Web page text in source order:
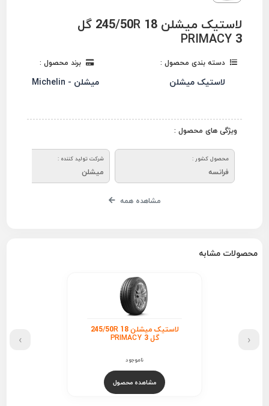
لاستیک میشلن 245/50R 18 گل
PRIMACY 3
دسته بندی محصول :
لاستیک میشلن
برند محصول :
میشلن - Michelin
ویژگی های محصول :
محصول کشور :
فرانسه
شرکت تولید کننده :
میشلن
مشاهده همه
محصولات مشابه
لاستیک میشلن 245/50R 18
گل PRIMACY 3
ناموجود
مشاهده محصول
‹
›